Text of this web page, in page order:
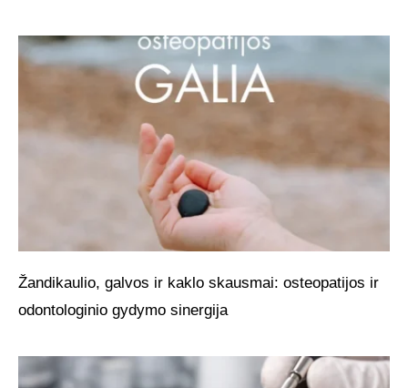
Žandikaulio, galvos ir kaklo skausmai: osteopatijos ir
odontologinio gydymo sinergija